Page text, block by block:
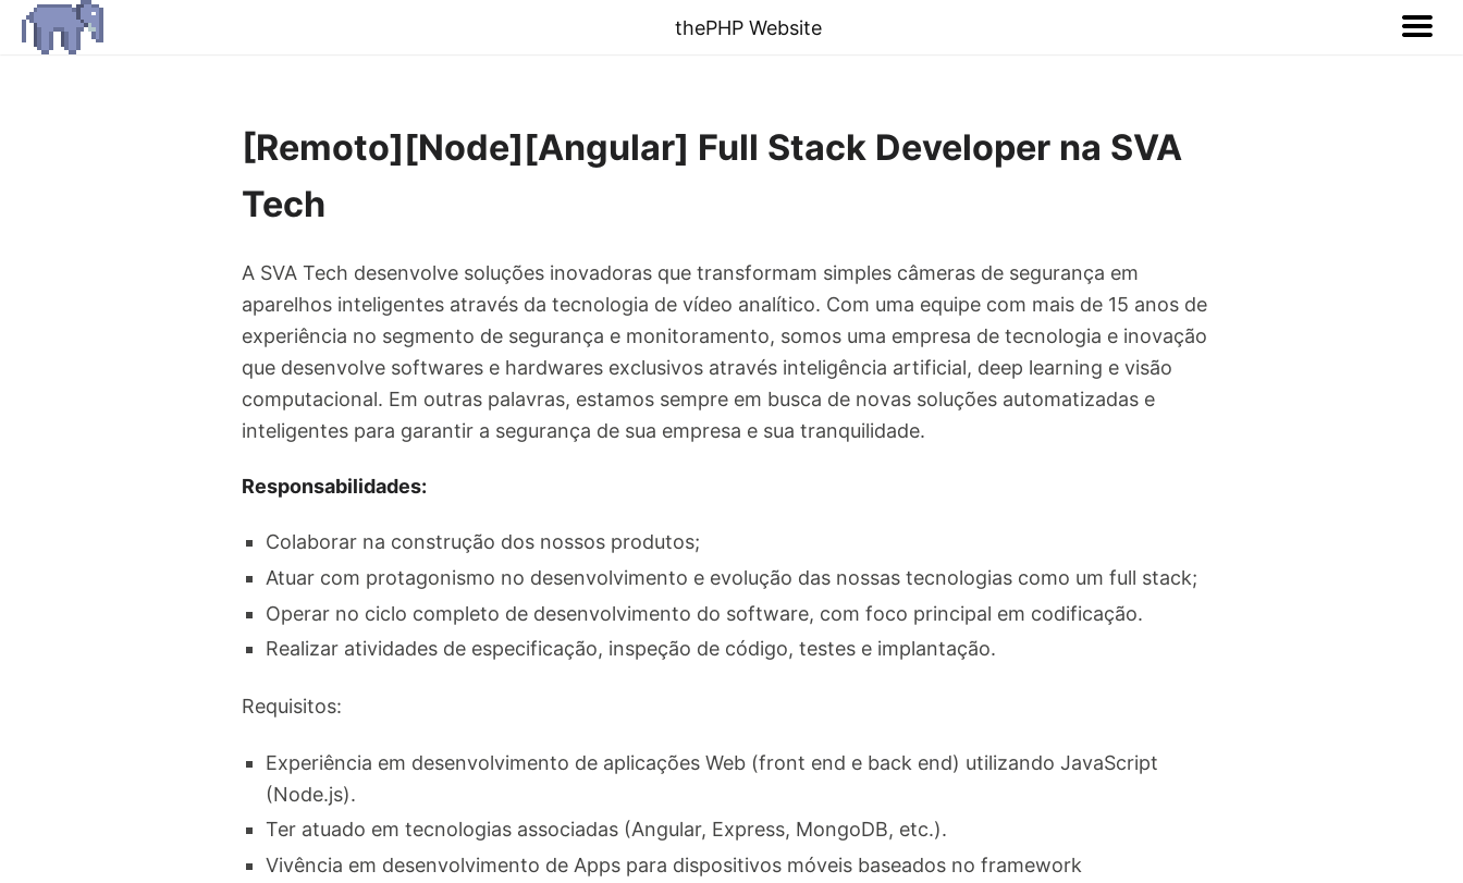
thePHP Website
[Remoto][Node][Angular] Full Stack Developer na SVA
Tech
A SVA Tech desenvolve soluções inovadoras que transformam simples câmeras de segurança em
aparelhos inteligentes através da tecnologia de vídeo analítico. Com uma equipe com mais de 15 anos de
experiência no segmento de segurança e monitoramento, somos uma empresa de tecnologia e inovação
que desenvolve softwares e hardwares exclusivos através inteligência artificial, deep learning e visão
computacional. Em outras palavras, estamos sempre em busca de novas soluções automatizadas e
inteligentes para garantir a segurança de sua empresa e sua tranquilidade.
Responsabilidades:
Colaborar na construção dos nossos produtos;
Atuar com protagonismo no desenvolvimento e evolução das nossas tecnologias como um full stack;
Operar no ciclo completo de desenvolvimento do software, com foco principal em codificação.
Realizar atividades de especificação, inspeção de código, testes e implantação.
Requisitos:
Experiência em desenvolvimento de aplicações Web (front end e back end) utilizando JavaScript
(Node.js).
Ter atuado em tecnologias associadas (Angular, Express, MongoDB, etc.).
Vivência em desenvolvimento de Apps para dispositivos móveis baseados no framework